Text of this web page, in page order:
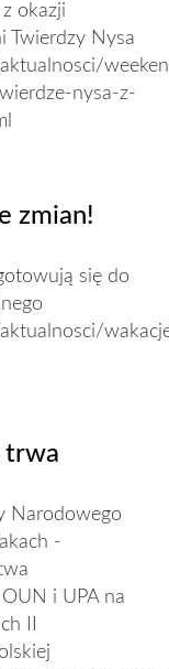
okazji
Twierdzy Nysa
nysa-z-
zmian!
się do
trwa
Narodowego
-
i UPA na
II